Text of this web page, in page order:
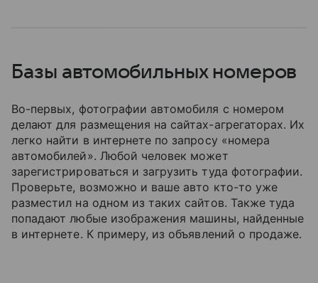
Базы автомобильных номеров
Во-первых, фотографии автомобиля с номером
делают для размещения на сайтах-агрегаторах. Их
легко найти в интернете по запросу «номера
автомобилей». Любой человек может
зарегистрироваться и загрузить туда фотографии.
Проверьте, возможно и ваше авто кто-то уже
разместил на одном из таких сайтов. Также туда
попадают любые изображения машины, найденные
в интернете. К примеру, из объявлений о продаже.